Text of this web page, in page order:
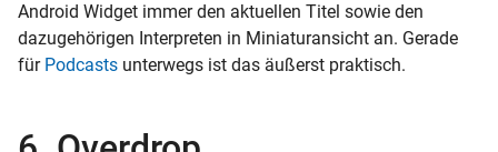
Android Widget immer den aktuellen Titel sowie den
dazugehörigen Interpreten in Miniaturansicht an. Gerade
für Podcasts unterwegs ist das äußerst praktisch.